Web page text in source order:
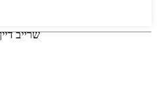
שרייב